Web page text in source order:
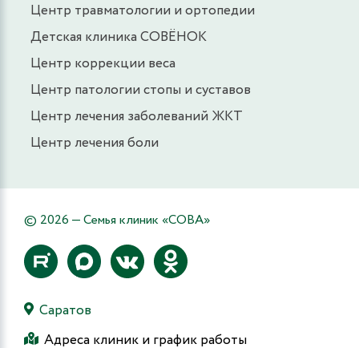
Центр травматологии и ортопедии
Детская клиника СОВЁНОК
Центр коррекции веса
Центр патологии стопы и суставов
Центр лечения заболеваний ЖКТ
Центр лечения боли
© 2026 — Семья клиник «СОВА»
Саратов
Адреса клиник и график работы